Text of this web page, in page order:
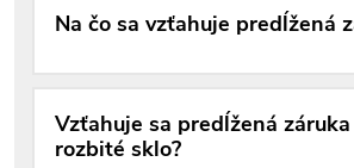
Na čo sa vzťahuje predĺžená
Vzťahuje sa predĺžená
rozbité sklo?